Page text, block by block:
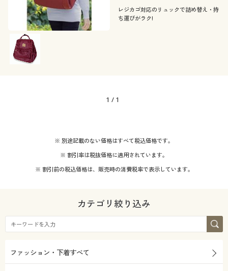
レジカゴ対応のリュックで詰め替え・持
ち運びがラク!
1 / 1
※ 別途記載のない価格はすべて税込価格です。
※ 割引率は税抜価格に適用されています。
※ 割引前の税込価格は、販売時の消費税率で表示しています。
カテゴリ絞り込み
ファッション・下着すべて